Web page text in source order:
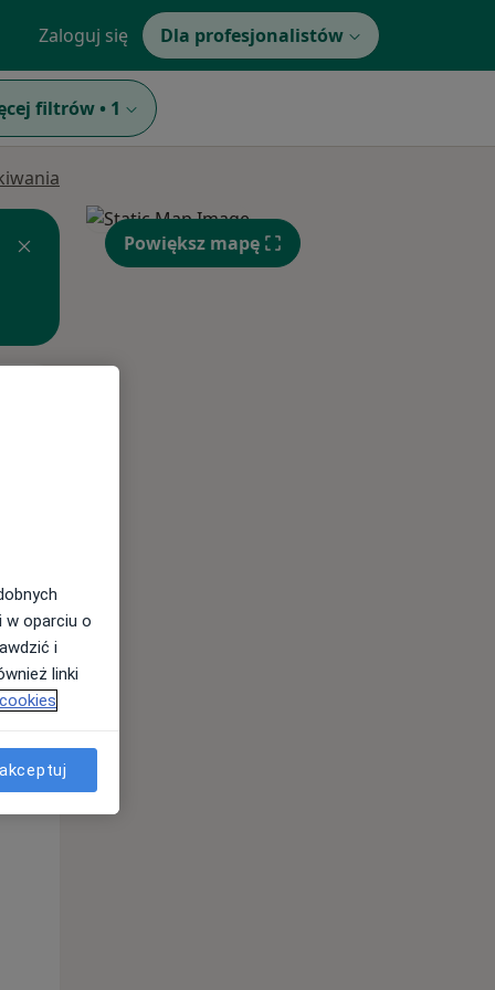
Zaloguj się Dla profesjonalistów
filtrów • 1
Wt,
11 Sie
Powiększ mapę
w oparciu o
i
linki